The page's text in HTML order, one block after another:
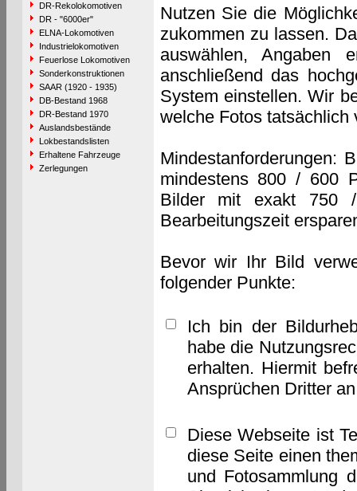
DR-Rekolokomotiven
DR - "6000er"
ELNA-Lokomotiven
Industrielokomotiven
Feuerlose Lokomotiven
Sonderkonstruktionen
SAAR (1920 - 1935)
DB-Bestand 1968
DR-Bestand 1970
Auslandsbestände
Lokbestandslisten
Erhaltene Fahrzeuge
Zerlegungen
Nutzen Sie die
zukommen zu lassen.
auswählen, Angaben
anschließend das
System einstellen. Wir
welche Fotos tatsächlich
Mindestanforderungen:
mindestens 800 / 600
Bilder mit exakt 750
Bearbeitungszeit
Bevor wir Ihr Bild
folgender Punkte:
Ich bin der
habe die
erhalten. Hiermit
Ansprüchen Dritter
Diese Webseite ist
diese Seite einen
und Fotosammlung